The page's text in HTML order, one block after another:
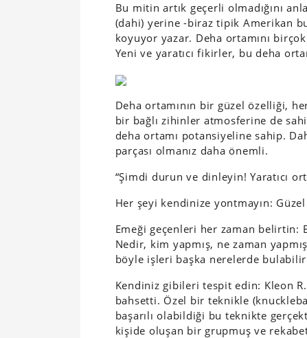
Bu mitin artık geçerli olmadığını
(dahi) yerine -biraz tipik Amerikan
koyuyor yazar. Deha ortamını
Yeni ve yaratıcı fikirler, bu deha
Deha ortamının bir güzel özelliği,
bir bağlı zihinler atmosferine de
deha ortamı potansiyeline sahip.
parçası olmanız daha önemli.
“Şimdi durun ve dinleyin! Yaratıcı
Her şeyi kendinize yontmayın: Güzel
Emeği geçenleri her zaman belirtin:
Nedir, kim yapmış, ne zaman
böyle işleri başka nerelerde
Kendiniz gibileri tespit edin: Kleon
bahsetti. Özel bir teknikle
başarılı olabildiği bu teknikte
kişide oluşan bir grupmuş ve